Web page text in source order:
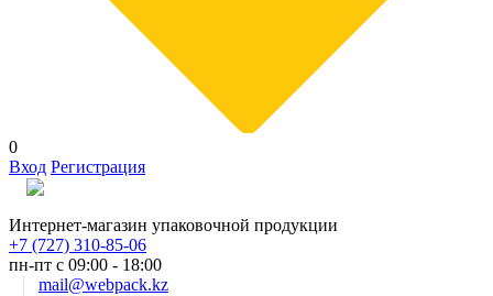
0
Вход Регистрация
Интернет-магазин упаковочной продукции
+7 (727) 310-85-06
пн-пт с 09:00 - 18:00
mail@webpack.kz